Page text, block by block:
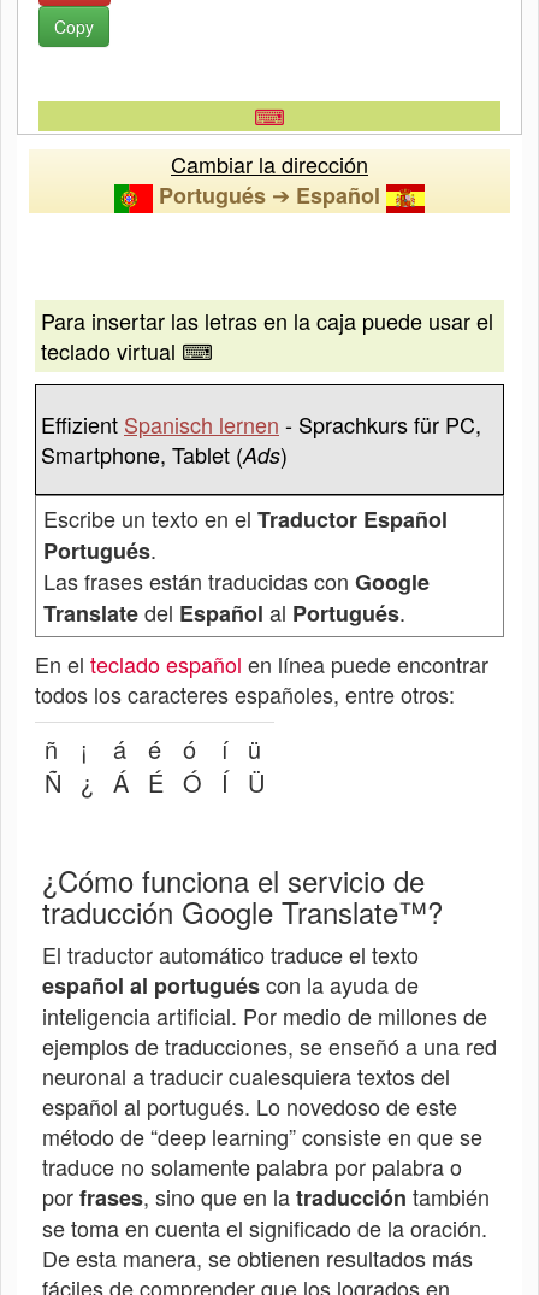
Copy
⌨
Cambiar la dirección
Portugués ➔ Español
Para insertar las letras en la caja puede usar el
teclado virtual ⌨
Effizient Spanisch lernen - Sprachkurs für PC,
Smartphone, Tablet (Ads)
Escribe un texto en el Traductor Español
Portugués.
Las frases están traducidas con Google
Translatedel Español al Portugués.
En el teclado español en línea puede encontrar
todos los caracteres españoles, entre otros:
ñ
Ñ
¡
¿
á
Á
é
É
ó
Ó
í
Í
ü
Ü
¿Cómo funciona el servicio de
traducción Google Translate™?
El traductor automático traduce el texto
español al portuguéscon la ayuda de
inteligencia artificial. Por medio de millones de
ejemplos de traducciones, se enseñó a una red
neuronal a traducir cualesquiera textos del
español al portugués. Lo novedoso de este
método de “deep learning” consiste en que se
traduce no solamente palabra por palabra o
porfrases, sino que en latraducción también
se toma en cuenta el significado de la oración.
De esta manera, se obtienen resultados más
fáciles de comprender que los logrados en